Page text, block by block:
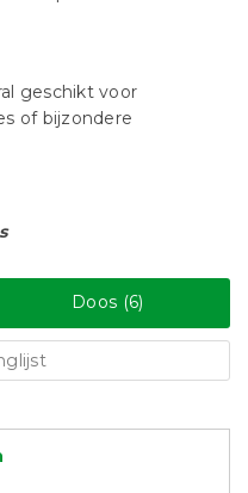
geschikt voor
of bijzondere
Doos (6)